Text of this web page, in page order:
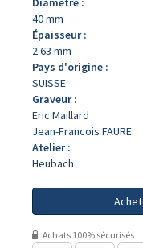
40 mm
Épaisseur :
2.63 mm
Pays d'origine :
SUISSE
Graveur :
Eric Maillard
Jean-Francois FAURE
Atelier :
Heubach
Achats 100% sécurisés